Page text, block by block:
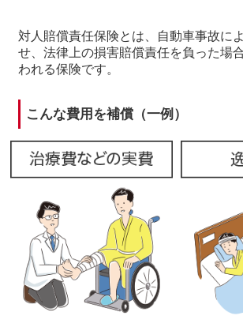
対人賠償責任保険とは、自動車事故に
せ、法律上の損害賠償責任を負った場
われる保険です。
こんな費⽤を補償（⼀例）